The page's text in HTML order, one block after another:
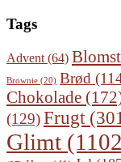
Tags
Advent (64)
Brownie (20) Brød
Chokolade
(129)Frugt
Glimt